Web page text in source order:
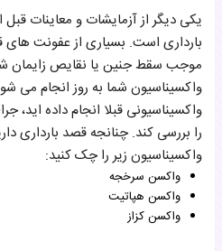
یکی دیگر از آزمایشات و معاینات قبل
بارداری است. بسیاری از عفونت
موجب سقط جنین یا نقایص زایمان
واکسیناسیون شما به روز انجام می
واکسیناسیونی قبلا انجام داده
را بررسی کند. چنانجه قصد بارداری
واکسیناسیون زیر را چک کنید:
واکسن سرخجه
واکسن هپاتیت
واکسن کزاز